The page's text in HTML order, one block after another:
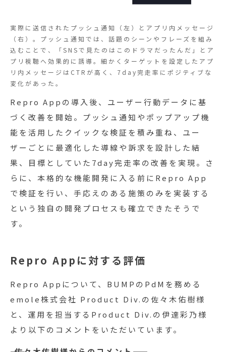
実際に送信されたプッシュ通知（左）とアプリ内メッセージ
（右）。プッシュ通知では、話題のシーンやフレーズを組み
込むことで、「SNSで見たのはこのドラマだったんだ」とア
プリ視聴へ効果的に誘導。細かくターゲットを設定したアプ
リ内メッセージはCTRが高く、7day完走率にポジティブな
変化があった。
Repro Appの導入後、ユーザー行動データに基
づく改善を開始。プッシュ通知やポップアップ機
能を活用したクイックな検証を積み重ね、ユー
ザーごとに最適化した導線や訴求を設計した結
果、目標としていた7day完走率の改善を実現。さ
らに、本格的な機能開発に入る前にRepro App
で検証を行い、手応えのある施策のみを実装する
という独自の開発プロセスも確立できたそうで
す。
Repro Appに対する評価
Repro Appについて、BUMPのPdMを務める
emole株式会社 Product Div.の佐々木佑樹様
と、運用を担当するProduct Div.の伊達彩乃様
より以下のコメントをいただいています。